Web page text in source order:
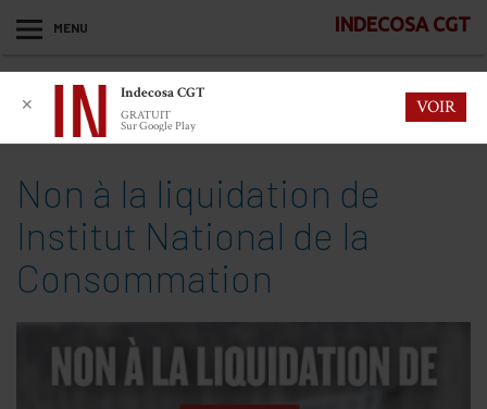
MENU INDECOSA CGT
Non à la liquidation de
lnstitut National de la
Consommation
✕
Indecosa CGT
GRATUIT
Sur Google Play
VOIR